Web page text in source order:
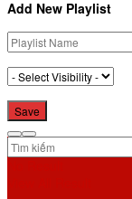
Add New Playlist